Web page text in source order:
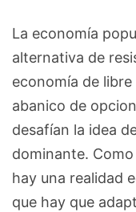
La economía
alternativa de
economía de
abanico de
desafían la idea
dominante. Como
hay una realidad
que hay que